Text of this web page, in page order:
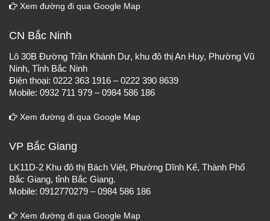
Xem đường đi qua Google Map
CN Bắc Ninh
Lô 30B Đường Trần Khánh Dư, khu đô thị An Huy, Phường Vũ
Ninh, Tỉnh Bắc Ninh
Điện thoại: 0222 363 1916 – 0222 390 8639
Mobile: 0932 711 979 – 0984 586 186
Xem đường đi qua Google Map
VP Bắc Giang
LK11D-2 Khu đô thị Bách Việt, Phường Dĩnh Kế, Thành Phố
Bắc Giang, tỉnh Bắc Giang.
Mobile: 0912770279 – 0984 586 186
Xem đường đi qua Google Map